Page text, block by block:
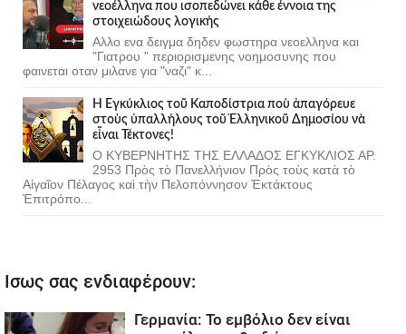
νεοέλληνα που ισοπεδώνει κάθε έννοια της
στοιχειώδους λογικής
Αλλο ενα δειγμα δηδεν φωστηρα νεοελληνα και
"Γιατρου " περιορισμενης νοημοσυνης που
φαινεται οταν μιλανε για "ναζι" κ...
Ἡ Ἐγκύκλιος τοῦ Καποδίστρια ποὺ ἀπαγόρευε
στοὺς ὑπαλλήλους τοῦ Ἑλληνικοῦ Δημοσίου νὰ
εἶναι Τέκτονες!
Ο ΚΥΒΕΡΝΗΤΗΣ ΤΗΣ ΕΛΛΑΔΟΣ ΕΓΚΥΚΛΙΟΣ ΑΡ.
2953 Πρὸς τὸ Πανελλήνιον Πρὸς τοὺς κατὰ τὸ
Αἰγαῖον Πέλαγος καὶ τὴν Πελοπόννησον Ἐκτάκτους
Ἐπιτρόπο...